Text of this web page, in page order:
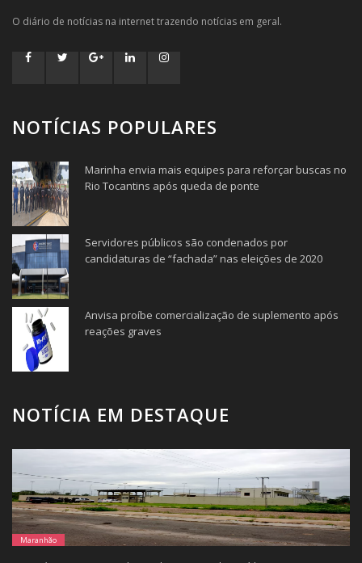
O diário de notícias na internet trazendo notícias em geral.
NOTÍCIAS POPULARES
Marinha envia mais equipes para reforçar buscas no
Rio Tocantins após queda de ponte
Servidores públicos são condenados por
candidaturas de “fachada” nas eleições de 2020
Anvisa proíbe comercialização de suplemento após
reações graves
NOTÍCIA EM DESTAQUE
Maranhão